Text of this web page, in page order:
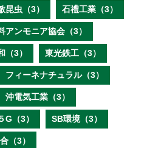
昆虫（3） 石禮工業（3）
アンモニア協会（3）
（3） 東光鉄工（3）
フィーネナチュラル（3）
沖電気工業（3）
G（3） SB環境（3）
（3）